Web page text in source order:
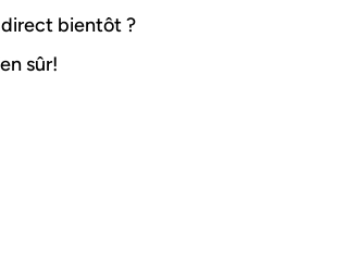
bientôt ?
sûr!